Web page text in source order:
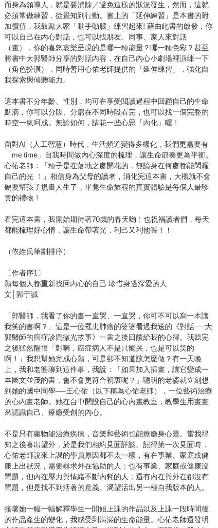
而身為領導人，就是要消除／避免這樣的狀況發生，然而，這就
必須常做練習，從覺知到行動。書上的「延伸練習」是本書的附
加價值，我鼓勵大家「動手動腦」練習起來! 藉由此書的啟發，你
可以自己在內心對話，也可以找朋友、同事、家人來對話
（畫），你的喜怒哀樂呈現的是哪一種能量？哪一種色彩？甚至
將書中大郭醫師分享的對話內容，在自己內心小劇場裡演練一下
（角色扮演），同時善用心佑老師提供的「延伸練習」，強化自
我探索與傾聽能力。
這本書不分年齡、性別，均可在享受閱讀過程中回顧自己的生命
點滴，你可以分段、分篇在不同時段看完，也可以找一個完整的
時空一氣呵成。無論如何，請花一些心思「內化」喔！
面對AI（人工智慧）時代，生活頻道變得多樣化，我們更需要有
「me time」自我時間做內心深度的梳理，讓生命節奏更為平衡。
心佑老師：「種子是在落地之處開花的，無論身在何處都能閃耀
自己的光 ！」相信身為父母的讀者，消化完這本書，大概就不會
硬要幫孩子規畫人生了，畢竟生命旅程的真實體驗是每個人最珍
貴的禮物！
看完這本書，我開始期待著70歲的春天喲！也祝福讀者們，每天
都能梳理好心情，讓生命帶著光，利己又利他喔！！
（依姓氏筆劃排序）
〔作者序1〕
願每個人都重新找回內心的自己 珍惜身邊深愛的人
文│郭于誠
「郭醫師，我看了你的書一直哭、一直哭，你可不可以寫一本讓
我笑的書啊？」這是一位罹患肺癌的婆婆看過我送的《對話──大
郭醫師的癌症診間微光故事》一書之後回饋給我的心得。我聽完
之後猛然醒悟「對啊，癌症病人不是只能哭，也是可以笑的
啊！」我想幫她完成心願，可是卻不知道該怎麼做？有一天晚
上，我和老婆聊到這件事，我說：「如果加入插畫，讓它變成一
本圖文並茂的書，會不會更符合初衷呢？」聰明的老婆就立刻想
到她的國中同學──王心佑（以下稱為心佑老師），一位藝術治療
的心內畫老師。她在台中開設自己的心內畫教室，教學生用畫畫
來認識自己、療癒受創的內心。
不是只有藥物能治療疾病，音樂和藝術也能療癒身心靈。當我得
知之後喜出望外，於是我們相約見面詳談。記得第一次見面時，
心佑老師說來上課的學員原因都不太一樣，有在事業、家庭或健
康上出狀況，需要尋求外在協助的人；也有事業、家庭或健康沒
問題，但內在壓力與情緒不斷內耗的人；還有內在與外在都沒有
問題，但是找不到活著的意義、渴望活出另一種自我版本的人。
接著她一幅一幅解釋學生一開始上課的作品以及上課一段時間後
的作品產生的變化，我感受到滿滿的生命能量。心佑老師還發明